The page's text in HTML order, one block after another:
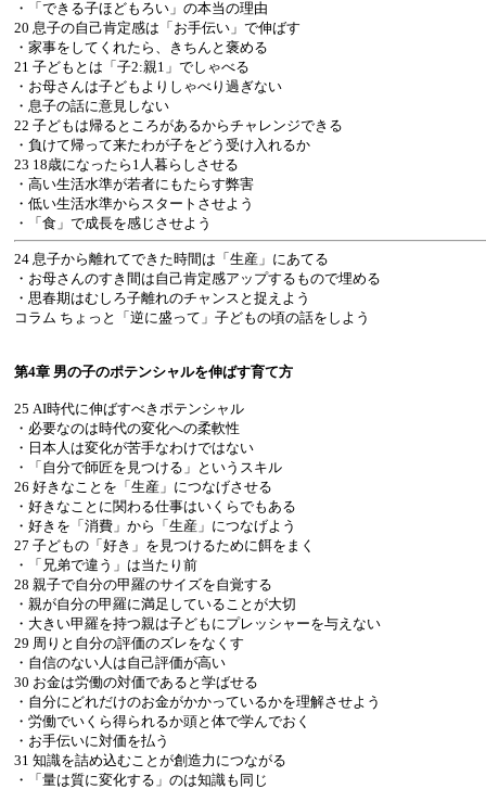
・「できる子ほどもろい」の本当の理由
20 息子の自己肯定感は「お手伝い」で伸ばす
・家事をしてくれたら、きちんと褒める
21 子どもとは「子2:親1」でしゃべる
・お母さんは子どもよりしゃべり過ぎない
・息子の話に意見しない
22 子どもは帰るところがあるからチャレンジできる
・負けて帰って来たわが子をどう受け入れるか
23 18歳になったら1人暮らしさせる
・高い生活水準が若者にもたらす弊害
・低い生活水準からスタートさせよう
・「食」で成長を感じさせよう
24 息子から離れてできた時間は「生産」にあてる
・お母さんのすき間は自己肯定感アップするもので埋める
・思春期はむしろ子離れのチャンスと捉えよう
コラム ちょっと「逆に盛って」子どもの頃の話をしよう
第4章 男の子のポテンシャルを伸ばす育て方
25 AI時代に伸ばすべきポテンシャル
・必要なのは時代の変化への柔軟性
・日本人は変化が苦手なわけではない
・「自分で師匠を見つける」というスキル
26 好きなことを「生産」につなげさせる
・好きなことに関わる仕事はいくらでもある
・好きを「消費」から「生産」につなげよう
27 子どもの「好き」を見つけるために餌をまく
・「兄弟で違う」は当たり前
28 親子で自分の甲羅のサイズを自覚する
・親が自分の甲羅に満足していることが大切
・大きい甲羅を持つ親は子どもにプレッシャーを与えない
29 周りと自分の評価のズレをなくす
・自信のない人は自己評価が高い
30 お金は労働の対価であると学ばせる
・自分にどれだけのお金がかかっているかを理解させよう
・労働でいくら得られるか頭と体で学んでおく
・お手伝いに対価を払う
31 知識を詰め込むことが創造力につながる
・「量は質に変化する」のは知識も同じ